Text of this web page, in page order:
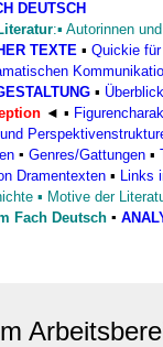
DEUTSCH
:▪ Autorinnen
TEXTE ▪ Quickie
▪ Überblick
◄ ▪
▪ Genres/Gattungen ▪
Dramentexten ▪ Links
▪ Motive der
Fach Deutsch ▪